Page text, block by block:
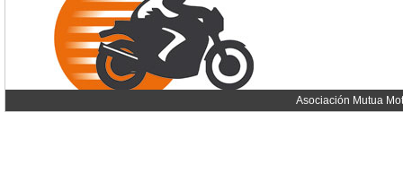
Asociación Mutua